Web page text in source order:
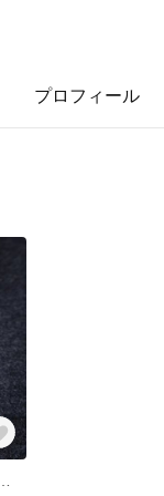
プロフィール